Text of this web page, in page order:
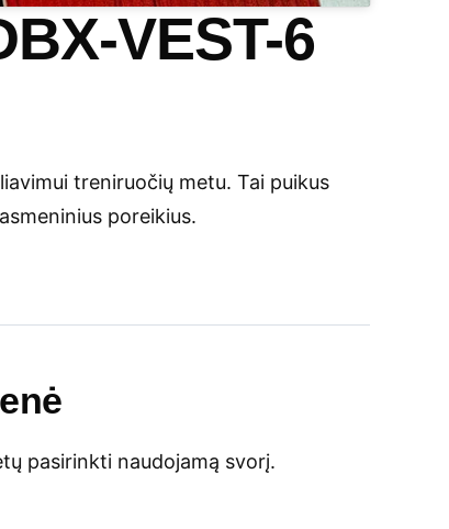
VEST-6
treniruočių metu. Tai puikus
poreikius.
pasirinkti naudojamą svorį.